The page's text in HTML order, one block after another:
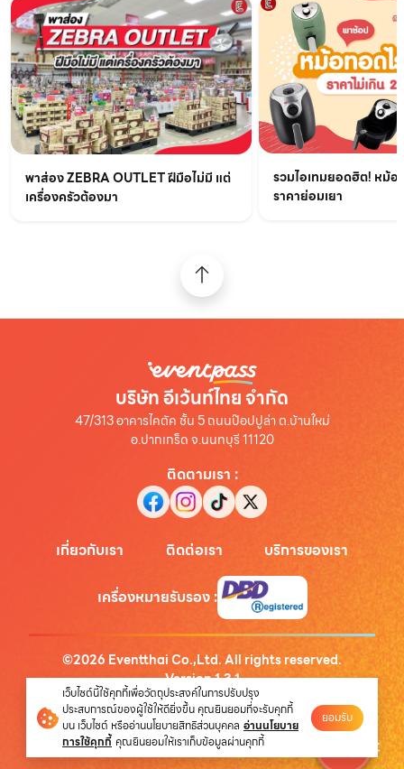
พาส่อง ZEBRA OUTLET ฝีมือไม่มี แต่
เครื่องครัวต้องมา
รวมไอเทมยอดฮิต! หม้อ
ราคาย่อมเยา
บริษัท อีเว้นท์ไทย จำกัด
47/313 อาคารไคตัค ชั้น 5 ถนนป๊อปปูล่า ต.บ้านใหม่
อ.ปากเกร็ด จ.นนทบุรี 11120
ติดตามเรา :
เกี่ยวกับเรา ติดต่อเรา บริการของเรา
เครื่องหมายรับรอง:
©2026 Eventthai Co.,Ltd. All rights reserved.
Version1.3.1
นโยบายความเป็นส่วนตัว
เว็บไซต์นี้ใช้คุกกี้เพื่อวัตถุประสงค์ในการปรับปรุง
ประสบการณ์ของผู้ใช้ให้ดียิ่งขึ้น คุณยินยอมที่จะรับคุกกี้
บน เว็บไซต์ หรืออ่านนโยบายสิทธิส่วนบุคคล อ่านนโยบาย
การใช้คุกกี้ คุณยินยอมให้เราเก็บข้อมูลผ่านคุกกี้
ยอมรับ